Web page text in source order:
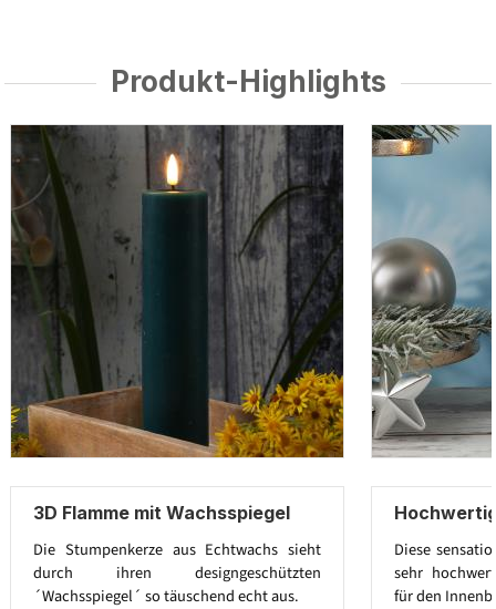
Produkt-Highlights
3D Flamme mit Wachsspiegel
Die Stumpenkerze aus Echtwachs sieht
durch ihren designgeschützten
´Wachsspiegel´ so täuschend echt aus.
Diese
sehr
für den